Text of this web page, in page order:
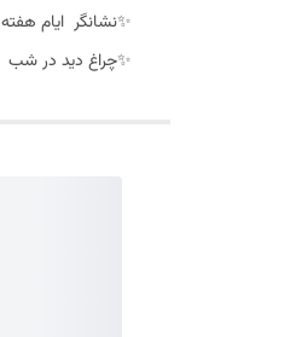
✨نشانگر ایام هفته
✨چراغ دید در شب